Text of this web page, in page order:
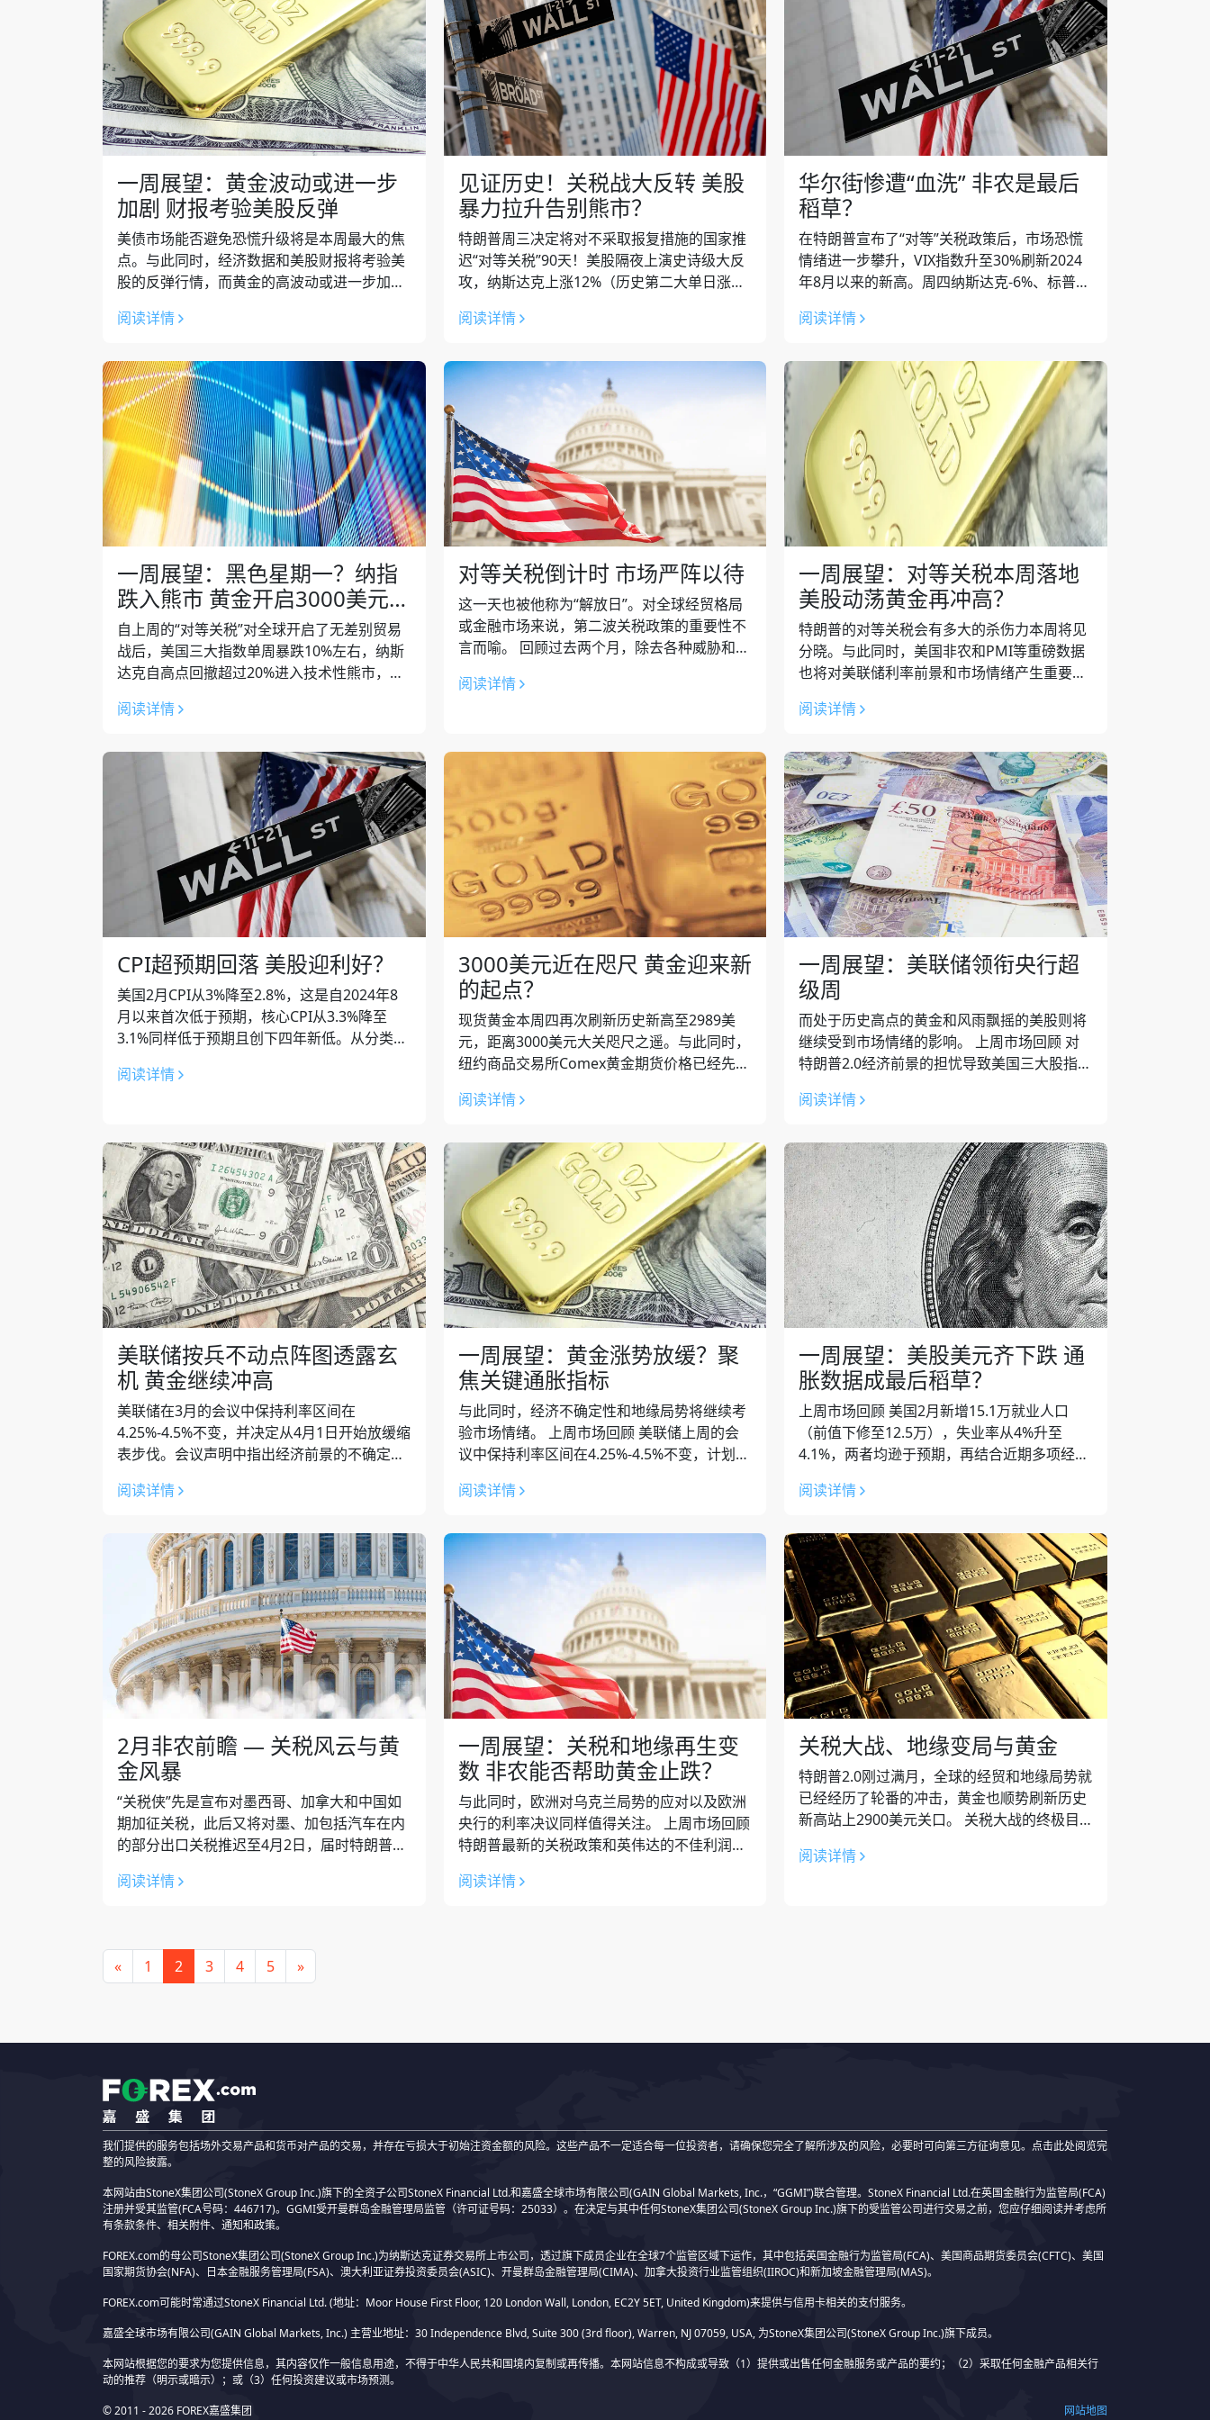
一周展望：黄金波动或进一步
加剧 财报考验美股反弹
美债市场能否避免恐慌升级将是本周最大的焦
点。与此同时，经济数据和美股财报将考验美
股的反弹行情，而黄金的高波动或进一步加
后，美国股市上周上演了惊天大逆转，三...
阅读详情
见证历史！关税战大反转 美股
暴力拉升告别熊市？
特朗普周三决定将对不采取报复措施的国家推
迟“对等关税”90天！美股隔夜上演史诗级大反
攻，纳斯达克上涨12%（历史第二大单日涨
幅），道琼斯上涨7.8%（2...
阅读详情
华尔街惨遭“血洗” 非农是最后
稻草？
在特朗普宣布了“对等”关税政策后，市场恐慌
情绪进一步攀升，VIX指数升至30%刷新2024
年8月以来的新高。周四纳斯达克-6%、标普
大型科技股中，苹果...
阅读详情
一周展望：黑色星期一？纳指
跌入熊市 黄金开启3000美元保
卫战
自上周的“对等关税”对全球开启了无差别贸易
战后，美国三大指数单周暴跌10%左右，纳斯
达克自高点回撤超过20%进入技术性熊市，欧
四、五休市）。黄金在刷新历史新高后连...
阅读详情
对等关税倒计时 市场严阵以待
这一天也被他称为“解放日”。对全球经贸格局
或金融市场来说，第二波关税政策的重要性不
言而喻。 回顾过去两个月，除去各种威胁和反
布对加拿大和墨西哥加征25%的关税...
阅读详情
一周展望：对等关税本周落地
美股动荡黄金再冲高？
特朗普的对等关税会有多大的杀伤力本周将见
分晓。与此同时，美国非农和PMI等重磅数据
也将对美联储利率前景和市场情绪产生重要的
市场回顾 在4月2日对等关税出炉之前...
阅读详情
CPI超预期回落 美股迎利好？
美国2月CPI从3%降至2.8%，这是自2024年8
月以来首次低于预期，核心CPI从3.3%降至
3.1%同样低于预期且创下四年新低。从分类项
占通胀1/3权重的住...
阅读详情
3000美元近在咫尺 黄金迎来新
的起点？
现货黄金本周四再次刷新历史新高至2989美
元，距离3000美元大关咫尺之遥。与此同时，
纽约商品交易所Comex黄金期货价格已经先一
已经突破4000万盎司...
阅读详情
一周展望：美联储领衔央行超
级周
而处于历史高点的黄金和风雨飘摇的美股则将
继续受到市场情绪的影响。 上周市场回顾 对
特朗普2.0经济前景的担忧导致美国三大股指上
这是短暂的止跌还是又一波上涨的起点...
阅读详情
美联储按兵不动点阵图透露玄
机 黄金继续冲高
美联储在3月的会议中保持利率区间在
4.25%-4.5%不变，并决定从4月1日开始放缓缩
表步伐。会议声明中指出经济前景的不确定性
济展望中下调了2025-2027...
阅读详情
一周展望：黄金涨势放缓？聚
焦关键通胀指标
与此同时，经济不确定性和地缘局势将继续考
验市场情绪。 上周市场回顾 美联储上周的会
议中保持利率区间在4.25%-4.5%不变，计划从
2027年的经济增速预...
阅读详情
一周展望：美股美元齐下跌 通
胀数据成最后稻草？
上周市场回顾 美国2月新增15.1万就业人口
（前值下修至12.5万），失业率从4%升至
4.1%，两者均逊于预期，再结合近期多项经济
常会拖累经济前景，甚至形成经济...
阅读详情
2月非农前瞻 — 关税风云与黄
金风暴
“关税侠”先是宣布对墨西哥、加拿大和中国如
期加征关税，此后又将对墨、加包括汽车在内
的部分出口关税推迟至4月2日，届时特朗普可
官员透露，目前约50%的墨西哥和...
阅读详情
一周展望：关税和地缘再生变
数 非农能否帮助黄金止跌？
与此同时，欧洲对乌克兰局势的应对以及欧洲
央行的利率决议同样值得关注。 上周市场回顾
特朗普最新的关税政策和英伟达的不佳利润率
数周五显著反弹。大型科技股遭遇抛售，...
阅读详情
关税大战、地缘变局与黄金
特朗普2.0刚过满月，全球的经贸和地缘局势就
已经经历了轮番的冲击，黄金也顺势刷新历史
新高站上2900美元关口。 关税大战的终极目
及降低美国近1万亿美元的贸易...
阅读详情
« 1 2 3 4 5 »
我们提供的服务包括场外交易产品和货币对产品的交易，并存在亏损大于初始注资金额的风险。这些产品不一定适合每一位投资者，请确保您完全了解所涉及的风险，必要时可向第三方征询意见。点击此处阅览完
整的风险披露。
本网站由StoneX集团公司(StoneX Group Inc.)旗下的全资子公司StoneX Financial Ltd.和嘉盛全球市场有限公司(GAIN Global Markets, Inc.，“GGMI”)联合管理。StoneX Financial Ltd.在英国金融行为监管局(FCA)
注册并受其监管(FCA号码：446717)。GGMI受开曼群岛金融管理局监管（许可证号码：25033）。在决定与其中任何StoneX集团公司(StoneX Group Inc.)旗下的受监管公司进行交易之前，您应仔细阅读并考虑所
有条款条件、相关附件、通知和政策。
FOREX.com的母公司StoneX集团公司(StoneX Group Inc.)为纳斯达克证券交易所上市公司，透过旗下成员企业在全球7个监管区域下运作，其中包括英国金融行为监管局(FCA)、美国商品期货委员会(CFTC)、美国
国家期货协会(NFA)、日本金融服务管理局(FSA)、澳大利亚证券投资委员会(ASIC)、开曼群岛金融管理局(CIMA)、加拿大投资行业监管组织(IIROC)和新加坡金融管理局(MAS)。
FOREX.com可能时常通过StoneX Financial Ltd. (地址：Moor House First Floor, 120 London Wall, London, EC2Y 5ET, United Kingdom)来提供与信用卡相关的支付服务。
嘉盛全球市场有限公司(GAIN Global Markets, Inc.) 主营业地址：30 Independence Blvd, Suite 300 (3rd floor), Warren, NJ 07059, USA, 为StoneX集团公司(StoneX Group Inc.)旗下成员。
本网站根据您的要求为您提供信息，其内容仅作一般信息用途，不得于中华人民共和国境内复制或再传播。本网站信息不构成或导致（1）提供或出售任何金融服务或产品的要约；（2）采取任何金融产品相关行
动的推荐（明示或暗示）；或（3）任何投资建议或市场预测。
© 2011 - 2026 FOREX嘉盛集团
网站地图